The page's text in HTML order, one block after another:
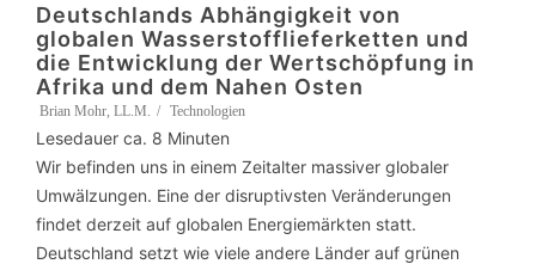
Deutschlands Abhängigkeit von
globalen Wasserstofflieferketten und
die Entwicklung der Wertschöpfung in
Afrika und dem Nahen Osten
Brian Mohr, LL.M. Technologien
Lesedauer ca. 8 Minuten
Wir befinden uns in einem Zeitalter massiver globaler
Umwälzungen. Eine der disruptivsten Veränderungen
findet derzeit auf globalen Energiemärkten statt.
Deutschland setzt wie viele andere Länder auf grünen